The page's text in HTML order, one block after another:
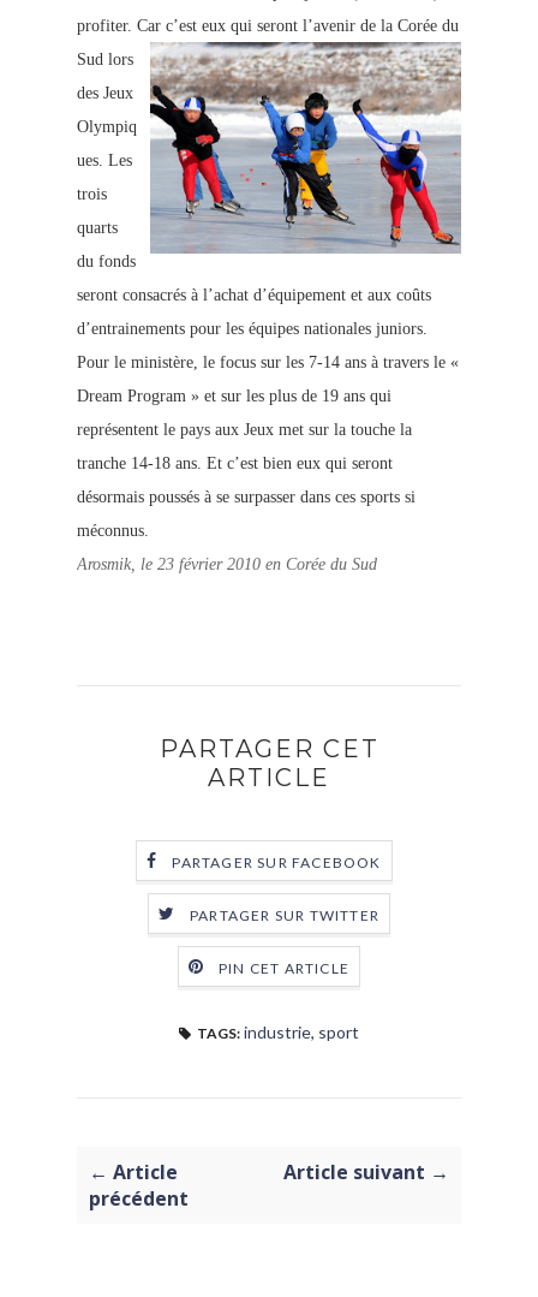
profiter. Car c’est eux qui seront l’avenir de la Corée du
Sud lors
des Jeux
Olympiq
ues. Les
trois
quarts
du fonds
seront consacrés à l’achat d’équipement et aux coûts
d’entrainements pour les équipes nationales juniors.
Pour le ministère, le focus sur les 7-14 ans à travers le «
Dream Program » et sur les plus de 19 ans qui
représentent le pays aux Jeux met sur la touche la
tranche 14-18 ans. Et c’est bien eux qui seront
désormais poussés à se surpasser dans ces sports si
méconnus.
Arosmik, le 23 février 2010 en Corée du Sud
PARTAGER CET
ARTICLE
PARTAGER SUR FACEBOOK
PARTAGER SUR TWITTER
PIN CET ARTICLE
TAGS: industrie, sport
← Article
précédent
Article suivant →